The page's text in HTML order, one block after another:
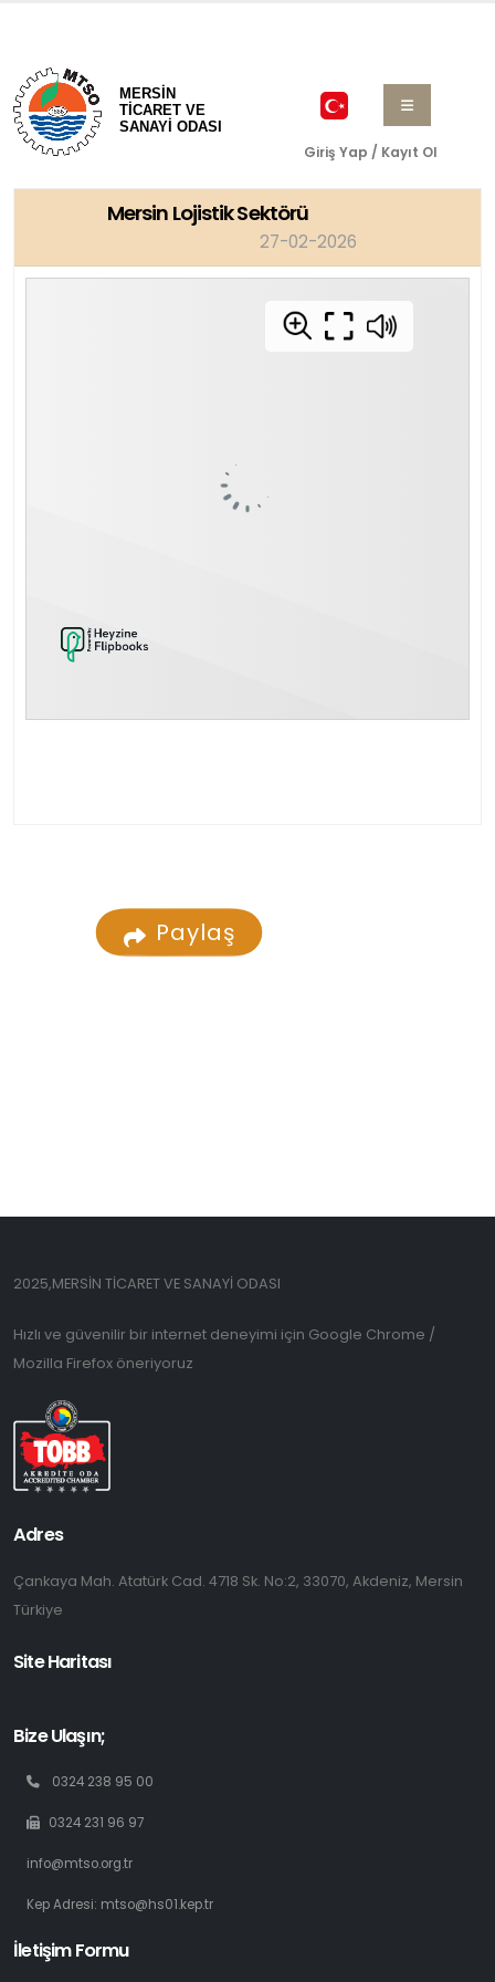
MERSİN
TİCARET VE
SANAYİ ODASI
Giriş Yap / Kayıt Ol
Mersin Lojistik Sektörü
27-02-2026
Paylaş
2025,MERSİN TİCARET VE SANAYİ ODASI
Hızlı ve güvenilir bir internet deneyimi için Google Chrome /
Mozilla Firefox öneriyoruz
Adres
Çankaya Mah. Atatürk Cad. 4718 Sk. No:2, 33070, Akdeniz, Mersin
Türkiye
Site Haritası
Bize Ulaşın;
0324 238 95 00
0324 231 96 97
info@mtso.org.tr
Kep Adresi: mtso@hs01.kep.tr
İletişim Formu